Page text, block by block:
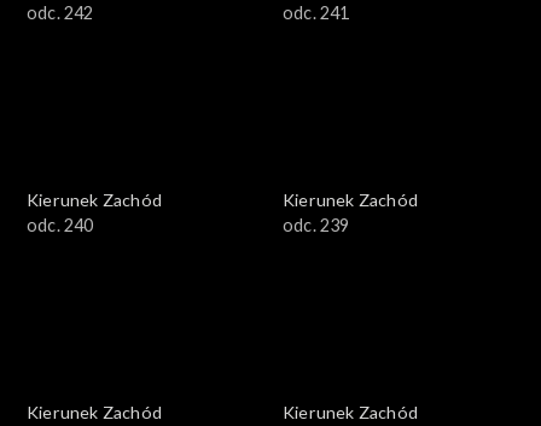
odc. 242 odc. 241
Kierunek Zachód
odc. 240
Kierunek Zachód
odc. 239
Kierunek Zachód
Kierunek Zachód